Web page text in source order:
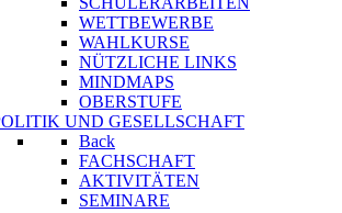
WETTBEWERBE
WAHLKURSE
NÜTZLICHE LINKS
MINDMAPS
OBERSTUFE
UND GESELLSCHAFT
Back
FACHSCHAFT
AKTIVITÄTEN
SEMINARE